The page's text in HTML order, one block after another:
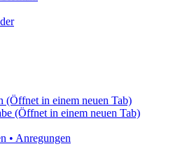
(Öffnet in einem neuen Tab)
(Öffnet in einem neuen Tab)
• Anregungen